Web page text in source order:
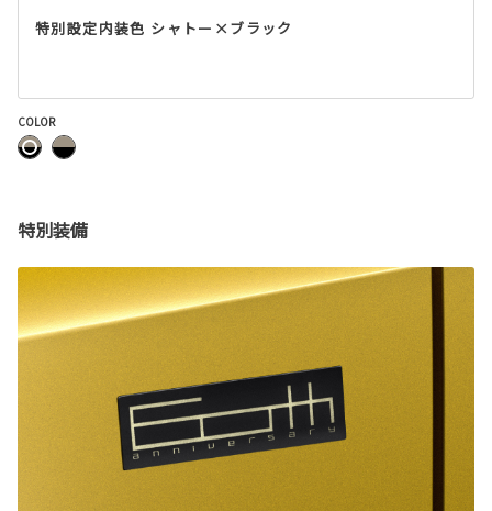
特別設定内装色 シャトー×ブラック
COLOR
特別装備